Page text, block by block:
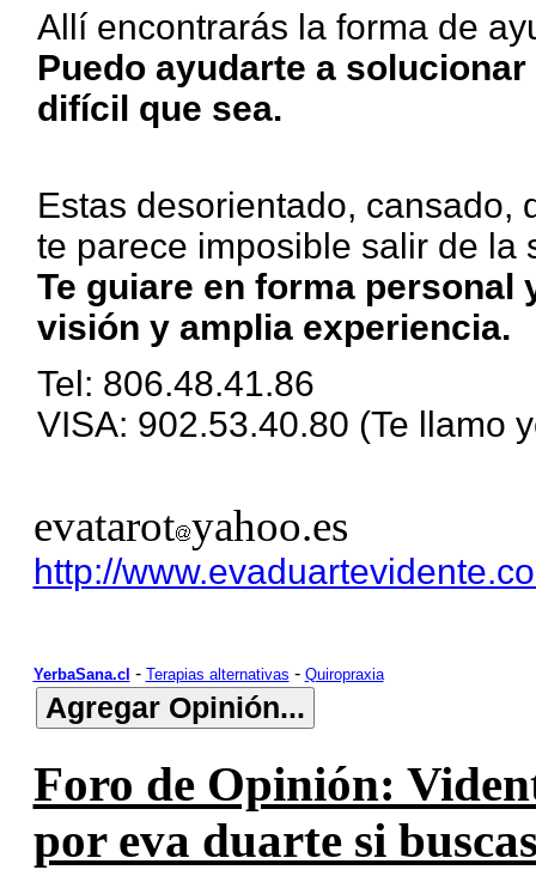
Allí encontrarás la forma de
Puedo ayudarte a
difícil que sea.
Estas desorientado, cansado,
te parece imposible salir de la
Te guiare en forma
visión y amplia experiencia.
Tel: 806.48.41.86
VISA: 902.53.40.80 (Te llamo
evatarot yahoo.es
http://
YerbaSana.cl - Terapias alternativas - Quiropraxia
Foro de Opinión:
por eva duarte si